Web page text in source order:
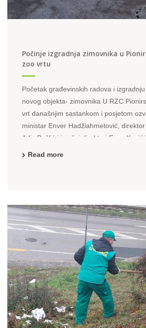
Počinje izgradnja zimovnika u
zoo vrtu
Početak građevinskih radova i
novog objekta- zimovnika U RZC
vrt današnjim sastankom i posjetom
ministar Enver Hadžiahmetović,
Adis Bešlić i izvršni direktori Enes Kazić
Read more